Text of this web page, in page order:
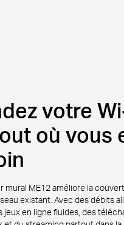
votre
où vous
mural ME12 améliore la
existant. Avec des débits
jeux en ligne fluides, des